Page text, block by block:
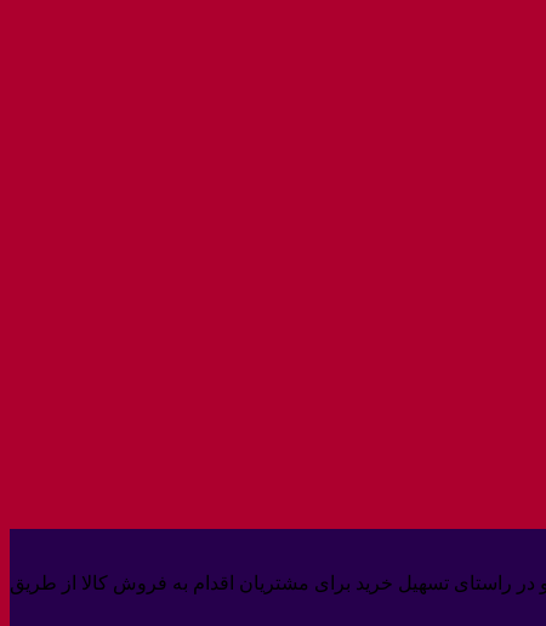
و در راستای تسهیل خرید برای مشتریان اقدام به فروش کالا از طریق